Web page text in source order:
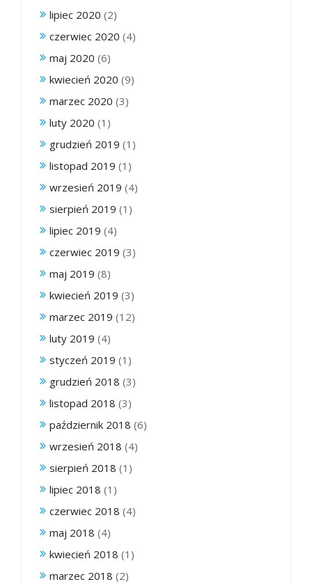
lipiec 2020 (2)
czerwiec 2020 (4)
maj 2020 (6)
kwiecień 2020 (9)
marzec 2020 (3)
luty 2020 (1)
grudzień 2019 (1)
listopad 2019 (1)
wrzesień 2019 (4)
sierpień 2019 (1)
lipiec 2019 (4)
czerwiec 2019 (3)
maj 2019 (8)
kwiecień 2019 (3)
marzec 2019 (12)
luty 2019 (4)
styczeń 2019 (1)
grudzień 2018 (3)
listopad 2018 (3)
październik 2018 (6)
wrzesień 2018 (4)
sierpień 2018 (1)
lipiec 2018 (1)
czerwiec 2018 (4)
maj 2018 (4)
kwiecień 2018 (1)
marzec 2018 (2)